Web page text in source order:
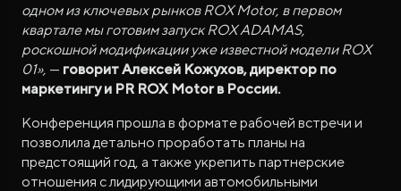
одном из ключевых рынков ROX Motor, в первом
квартале мы готовим запуск ROX ADAMAS,
роскошной модификации уже известной модели ROX
01», — говорит Алексей Кожухов, директор по
маркетингу и PR ROX Motor в России.
Конференция прошла в формате рабочей встречи и
позволила детально проработать планы на
предстоящий год, а также укрепить партнерские
отношения с лидирующими автомобильными